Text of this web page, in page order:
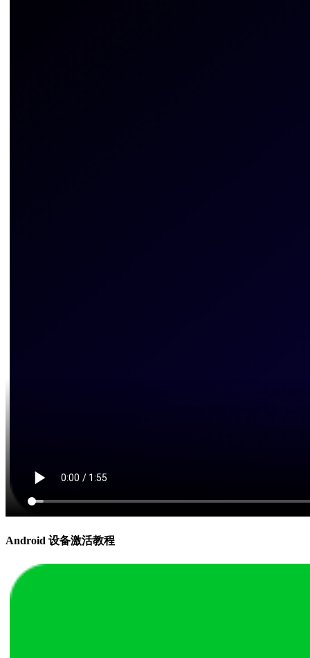
Android 设备激活教程